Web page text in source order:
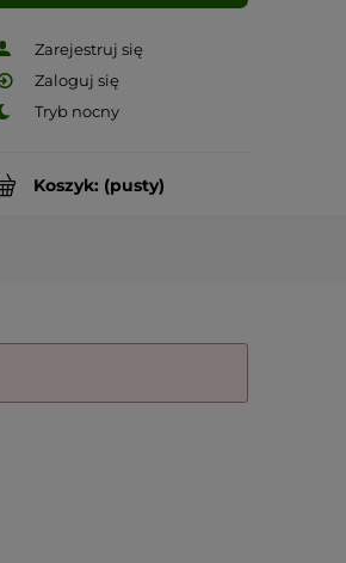
Zarejestruj się
Zaloguj się
Koszyk: (pusty)